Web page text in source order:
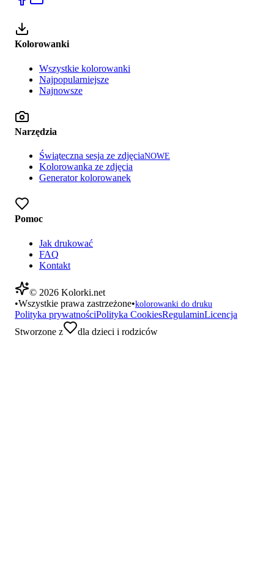
Kolorowanki
Wszystkie kolorowanki
Najpopularniejsze
Najnowsze
Narzędzia
Świąteczna sesja ze zdjęciaNOWE
Kolorowanka ze zdjęcia
Generator kolorowanek
Pomoc
Jak drukować
FAQ
Kontakt
© 2026 Kolorki.net
•Wszystkie prawa zastrzeżone•kolorowanki do druku
Polityka prywatnościPolityka CookiesRegulaminLicencja
Stworzone z
dla dzieci i rodziców